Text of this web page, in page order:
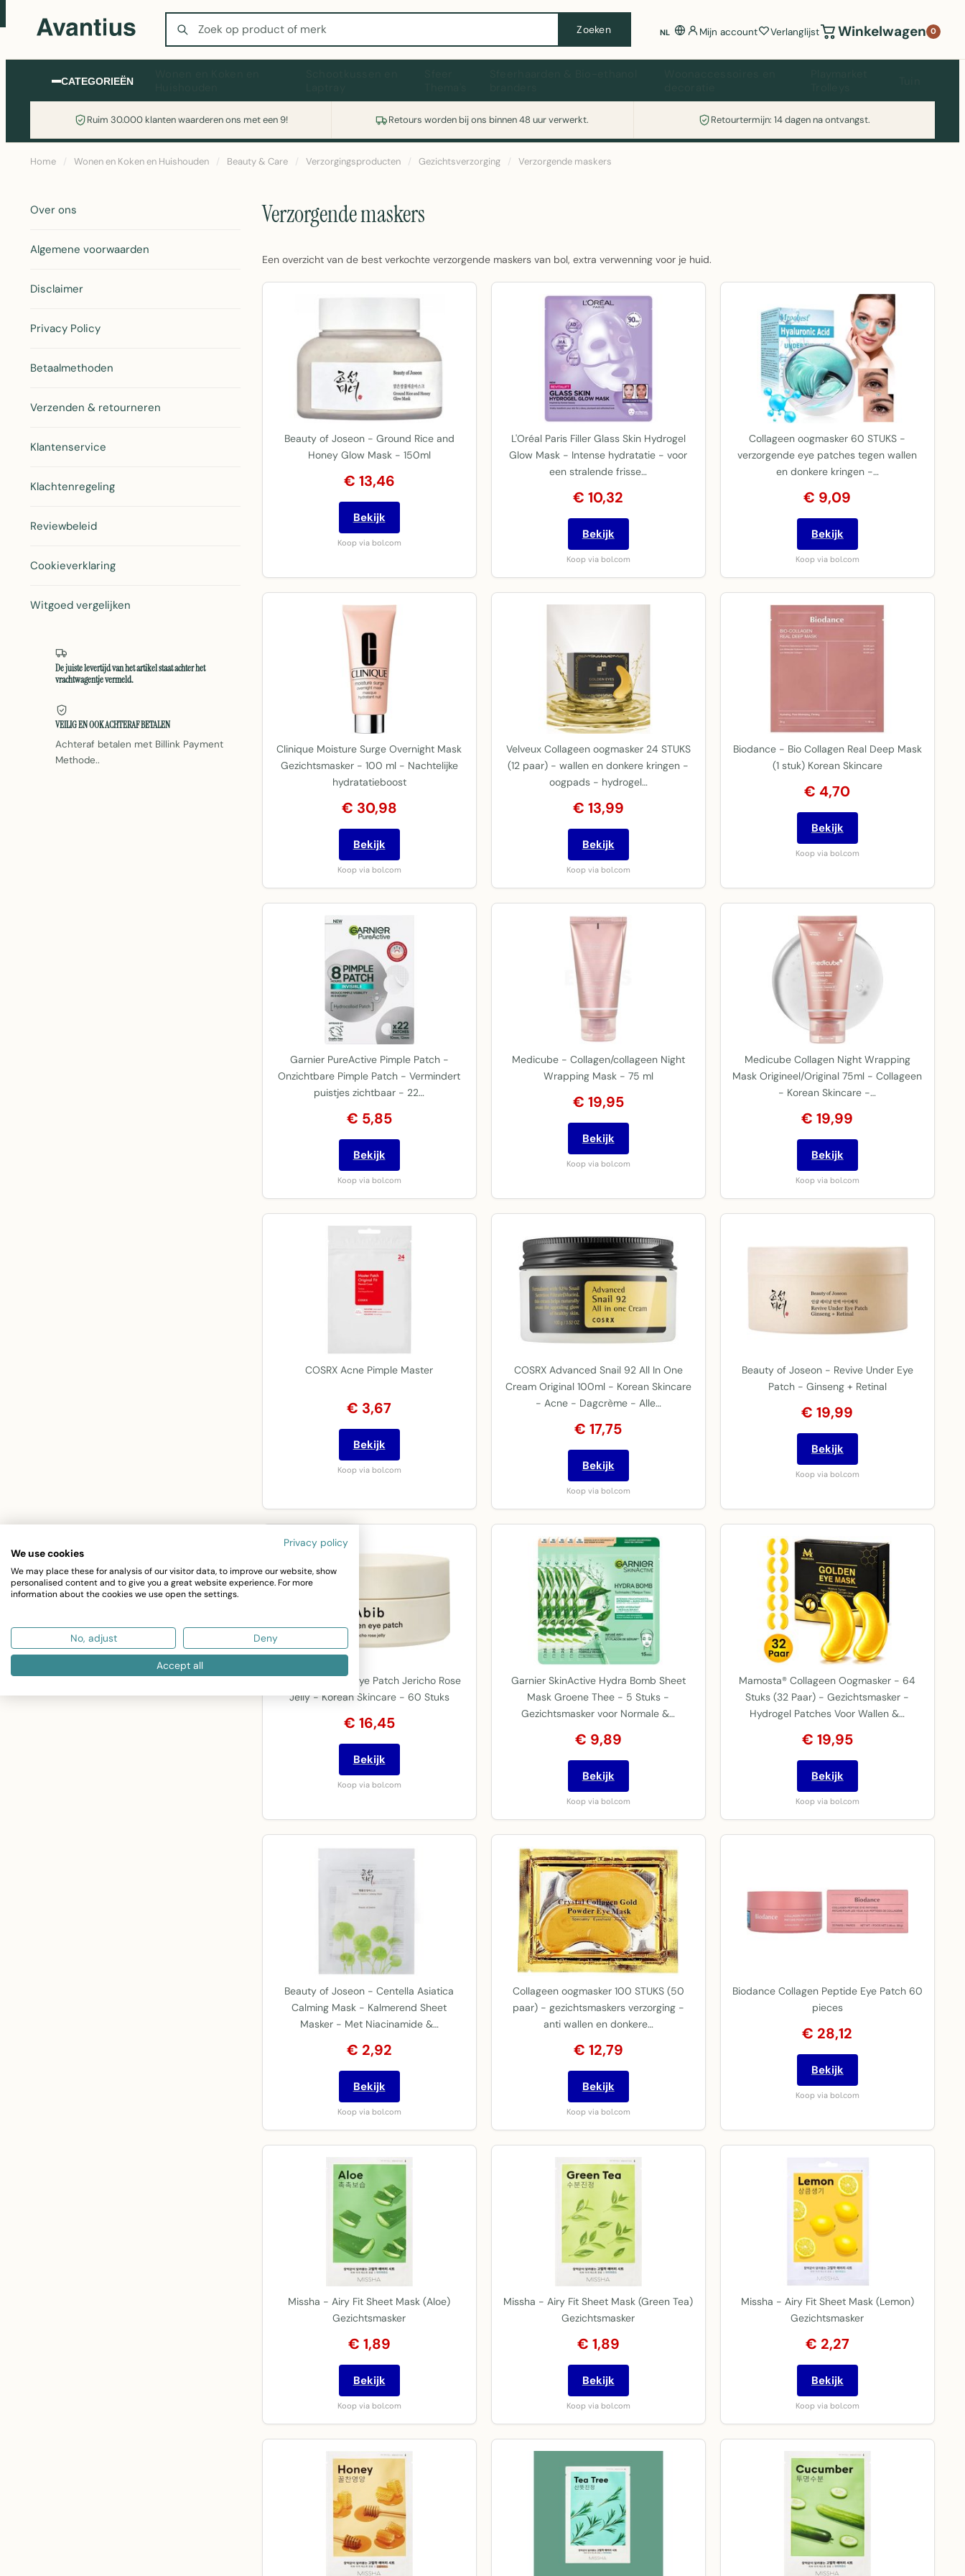
Zoeken
Zoeken NL Mijn account Verlanglijst Winkelwagen 0
CATEGORIEËN
Ruim 30.000 klanten waarderen ons met een 9! Retours worden bij ons binnen 48 uur verwerkt. Retourtermijn: 14 dagen na ontvangst.
Wasmachine of koelkast nodig? Vergelijk alle prijzen op Witgoedaanbod.nl
Home / Wonen en Koken en Huishouden / Beauty & Care / Verzorgingsproducten / Gezichtsverzorging / Verzorgende maskers
Over ons
Algemene voorwaarden
Disclaimer
Privacy Policy
Betaalmethoden
Verzenden & retourneren
Klantenservice
Klachtenregeling
Reviewbeleid
Cookieverklaring
Witgoed vergelijken
De juiste levertijd van het artikel staat achter het
vrachtwagentje vermeld.
VEILIG EN OOK ACHTERAF BETALEN
Achteraf betalen met Billink Payment
Methode..
Verzorgende maskers
Een overzicht van de best verkochte verzorgende maskers van bol, extra verwenning voor je huid.
Beauty of Joseon - Ground Rice and
Honey Glow Mask - 150ml
€ 13,46
Bekijk
Koop via bol.com
L'Oréal Paris Filler Glass Skin Hydrogel
Glow Mask - Intense hydratatie - voor
een stralende frisse…
€ 10,32
Bekijk
Koop via bol.com
Collageen oogmasker 60 STUKS -
verzorgende eye patches tegen wallen
en donkere kringen -…
€ 9,09
Bekijk
Koop via bol.com
Clinique Moisture Surge Overnight Mask
Gezichtsmasker - 100 ml - Nachtelijke
hydratatieboost
€ 30,98
Bekijk
Koop via bol.com
Velveux Collageen oogmasker 24 STUKS
(12 paar) - wallen en donkere kringen -
oogpads - hydrogel…
€ 13,99
Bekijk
Koop via bol.com
Biodance - Bio Collagen Real Deep Mask
(1 stuk) Korean Skincare
€ 4,70
Bekijk
Koop via bol.com
Garnier PureActive Pimple Patch -
Onzichtbare Pimple Patch - Vermindert
puistjes zichtbaar - 22…
€ 5,85
Bekijk
Koop via bol.com
Medicube - Collagen/collageen Night
Wrapping Mask - 75 ml
€ 19,95
Bekijk
Koop via bol.com
Medicube Collagen Night Wrapping
Mask Origineel/Original 75ml - Collageen
- Korean Skincare -…
€ 19,99
Bekijk
Koop via bol.com
COSRX Acne Pimple Master
€ 3,67
Bekijk
Koop via bol.com
COSRX Advanced Snail 92 All In One
Cream Original 100ml - Korean Skincare
- Acne - Dagcrème - Alle…
€ 17,75
Bekijk
Koop via bol.com
Beauty of Joseon - Revive Under Eye
Patch - Ginseng + Retinal
€ 19,99
Bekijk
Koop via bol.com
Abib - Collagen Eye Patch Jericho Rose
Jelly - Korean Skincare - 60 Stuks
€ 16,45
Bekijk
Koop via bol.com
Garnier SkinActive Hydra Bomb Sheet
Mask Groene Thee - 5 Stuks -
Gezichtsmasker voor Normale &…
€ 9,89
Bekijk
Koop via bol.com
Mamosta® Collageen Oogmasker - 64
Stuks (32 Paar) - Gezichtsmasker -
Hydrogel Patches Voor Wallen &…
€ 19,95
Bekijk
Koop via bol.com
Beauty of Joseon - Centella Asiatica
Calming Mask - Kalmerend Sheet
Masker - Met Niacinamide &…
€ 2,92
Bekijk
Koop via bol.com
Collageen oogmasker 100 STUKS (50
paar) - gezichtsmaskers verzorging -
anti wallen en donkere…
€ 12,79
Bekijk
Koop via bol.com
Biodance Collagen Peptide Eye Patch 60
pieces
€ 28,12
Bekijk
Koop via bol.com
Missha - Airy Fit Sheet Mask (Aloe)
Gezichtsmasker
€ 1,89
Bekijk
Koop via bol.com
Missha - Airy Fit Sheet Mask (Green Tea)
Gezichtsmasker
€ 1,89
Bekijk
Koop via bol.com
Missha - Airy Fit Sheet Mask (Lemon)
Gezichtsmasker
€ 2,27
Bekijk
Koop via bol.com
Privacy policy
We use cookies
We may place these for analysis of our visitor data, to improve our website, show
personalised content and to give you a great website experience. For more
information about the cookies we use open the settings.
No, adjust Deny
Accept all